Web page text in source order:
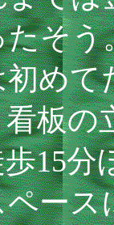
そう
めて
板の
15
ース